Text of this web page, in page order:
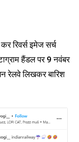
रिवर्स इमेज सर्च
हैंडल पर 9 नवंबर
रेलवे लिखकर बारिश